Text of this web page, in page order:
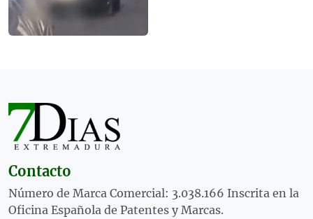
Contacto
Número de Marca Comercial: 3.038.166 Inscrita en la
Oficina Española de Patentes y Marcas.